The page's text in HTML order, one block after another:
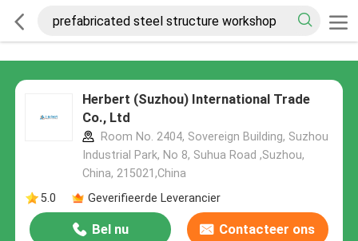
Herbert (Suzhou) International Trade
Co., Ltd
Room No. 2404, Sovereign Building, Suzhou
Industrial Park, No 8, Suhua Road ,Suzhou,
China, 215021,China
5.0
Geverifieerde Leverancier
Bel nu Contacteer ons